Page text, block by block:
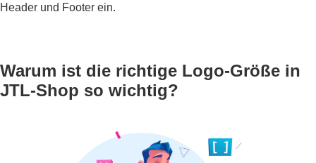
Header und Footer ein.
Warum ist die richtige Logo-Größe in
JTL-Shop so wichtig?